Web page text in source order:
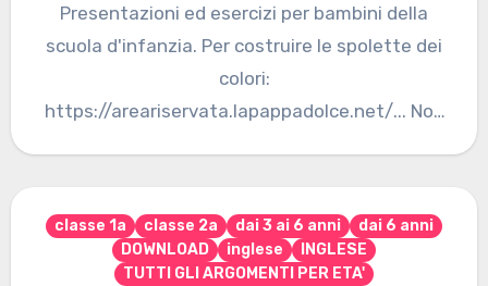
Presentazioni ed esercizi per bambini della
scuola d'infanzia. Per costruire le spolette dei
colori:
https://areariservata.lapappadolce.net/... Non
classe 1a classe 2a dai 3 ai 6 anni
dai 6 anni
DOWNLOAD
inglese
INGLESE
TUTTI GLI ARGOMENTI PER ETA'